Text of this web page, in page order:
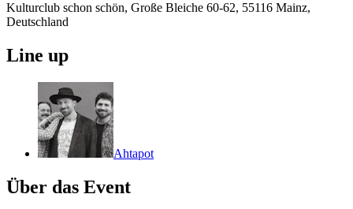
Kulturclub schon schön, Große Bleiche 60-62, 55116 Mainz,
Deutschland
Line up
Ahtapot
Über das Event